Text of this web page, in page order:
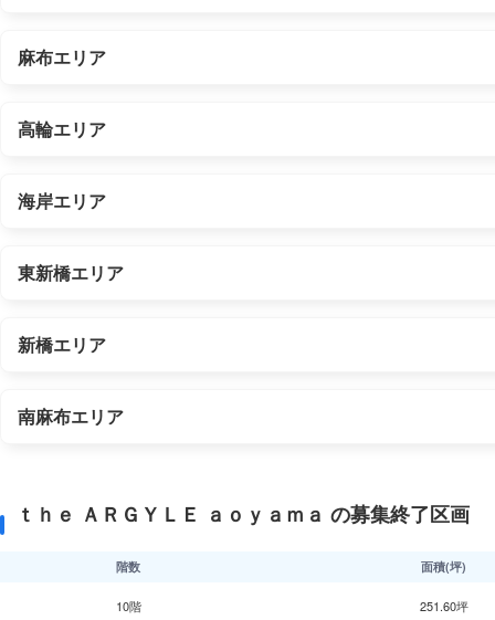
麻布エリア
高輪エリア
海岸エリア
東新橋エリア
新橋エリア
南麻布エリア
ｔｈｅ ＡＲＧＹＬＥ ａｏｙａｍａ の募集終了区画
階数 面積(坪)
10階 251.60坪